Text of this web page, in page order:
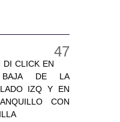
DI CLICK EN
BAJA DE LA
IZQ Y EN
CON